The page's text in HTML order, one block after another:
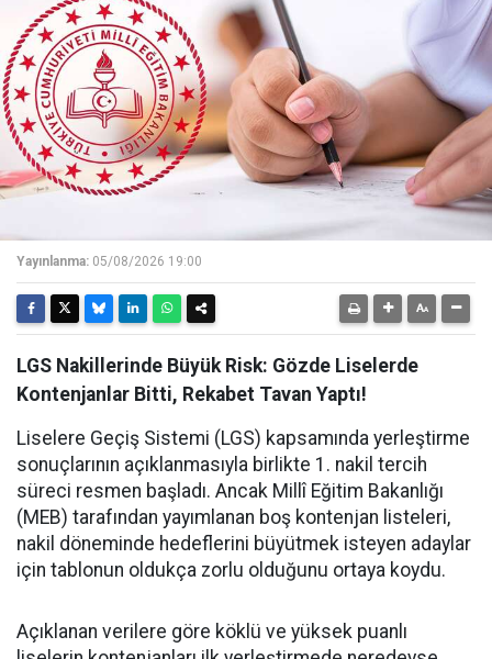
Yayınlanma: 05/08/2026 19:00
LGS Nakillerinde Büyük Risk: Gözde Liselerde
Kontenjanlar Bitti, Rekabet Tavan Yaptı!
Liselere Geçiş Sistemi (LGS) kapsamında yerleştirme
sonuçlarının açıklanmasıyla birlikte 1. nakil tercih
süreci resmen başladı. Ancak Millî Eğitim Bakanlığı
(MEB) tarafından yayımlanan boş kontenjan listeleri,
nakil döneminde hedeflerini büyütmek isteyen adaylar
için tablonun oldukça zorlu olduğunu ortaya koydu.
Açıklanan verilere göre köklü ve yüksek puanlı